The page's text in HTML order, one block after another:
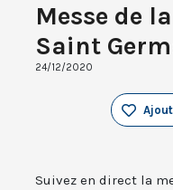
Messe de
Saint
24/12/2020
Suivez en direct la